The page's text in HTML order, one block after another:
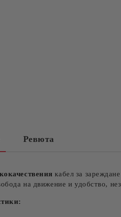
Ревюта
кабел за зареждане
на движение и удобство,